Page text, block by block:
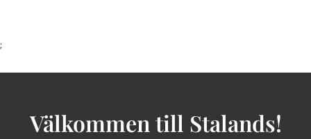
;
Välkommen till Stalands!